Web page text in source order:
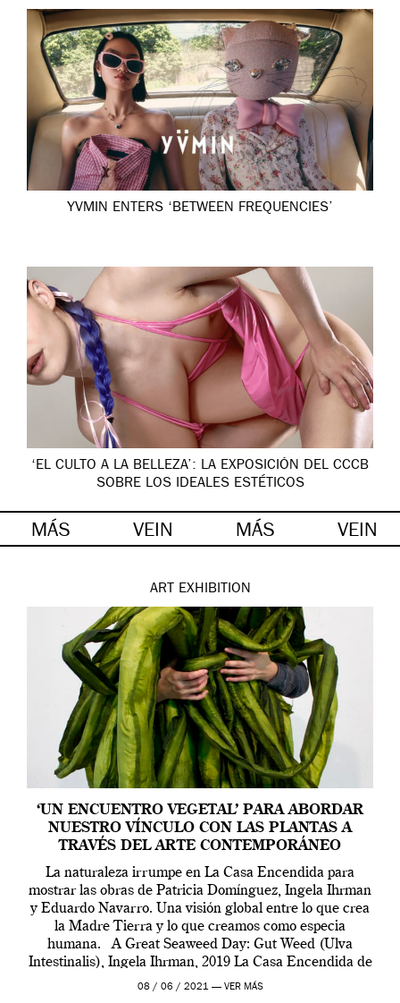
YVMIN ENTERS ‘BETWEEN FREQUENCIES’
‘EL CULTO A LA BELLEZA’: LA EXPOSICIÓN DEL CCCB
SOBRE LOS IDEALES ESTÉTICOS
MÁS VEIN MÁS VEIN
ART EXHIBITION
‘UN ENCUENTRO VEGETAL’ PARA ABORDAR
NUESTRO VÍNCULO CON LAS PLANTAS A
TRAVÉS DEL ARTE CONTEMPORÁNEO
La naturaleza irrumpe en La Casa Encendida para
mostrar las obras de Patricia Domínguez, Ingela Ihrman
y Eduardo Navarro. Una visión global entre lo que crea
la Madre Tierra y lo que creamos como especia
humana. A Great Seaweed Day: Gut Weed (Ulva
Intestinalis), Ingela Ihrman, 2019 La Casa Encendida de
Madrid y la Wellcome […]
08 / 06 / 2021 — VER MÁS